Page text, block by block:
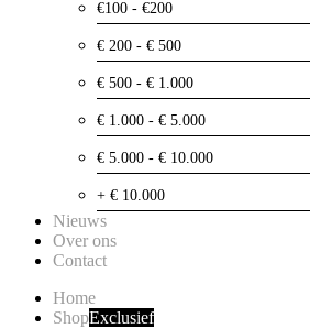
€100 - €200
€ 200 - € 500
€ 500 - € 1.000
€ 1.000 - € 5.000
€ 5.000 - € 10.000
+ € 10.000
Nieuws
Over ons
Contact
Home
ShopExclusief